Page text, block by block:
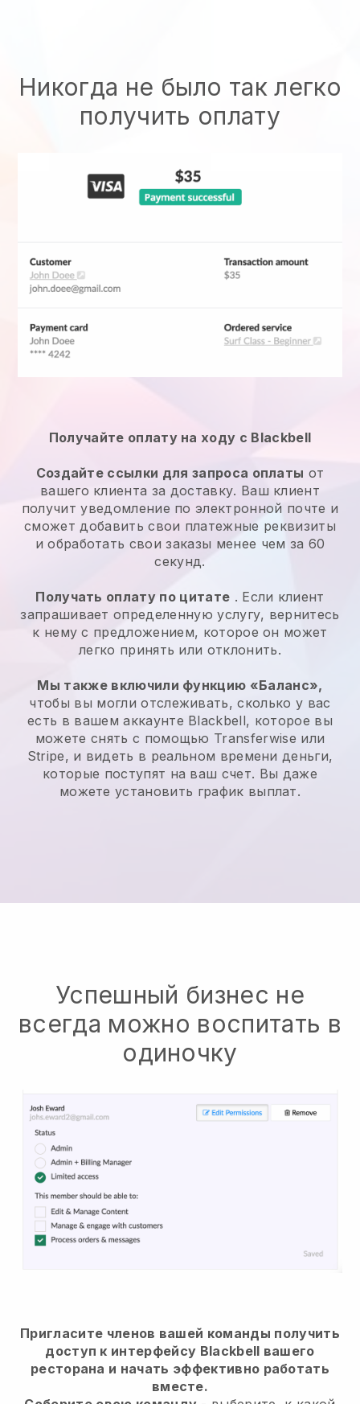
Никогда не было так легко
получить оплату
Получайте оплату на ходу с Blackbell
Создайте ссылки для запроса оплаты от
вашего клиента за доставку. Ваш клиент
получит уведомление по электронной почте и
сможет добавить свои платежные реквизиты
и обработать свои заказы менее чем за 60
секунд.
Получать оплату по цитате . Если клиент
запрашивает определенную услугу, вернитесь
к нему с предложением, которое он может
легко принять или отклонить.
Мы также включили функцию «Баланс»,
чтобы вы могли отслеживать, сколько у вас
есть в вашем аккаунте Blackbell, которое вы
можете снять с помощью Transferwise или
Stripe, и видеть в реальном времени деньги,
которые поступят на ваш счет. Вы даже
можете установить график выплат.
Успешный бизнес не
всегда можно воспитать в
одиночку
Пригласите членов вашей команды получить
доступ к интерфейсу Blackbell вашего
ресторана и начать эффективно работать
вместе.